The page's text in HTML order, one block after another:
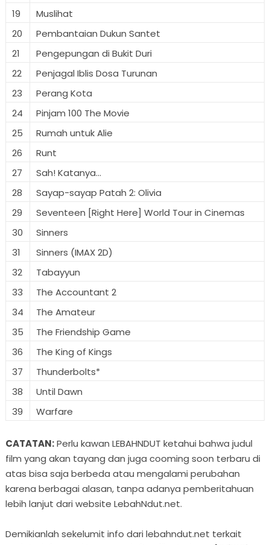
19
Muslihat
20
Pembantaian Dukun Santet
21
Pengepungan di Bukit Duri
22
Penjagal Iblis Dosa Turunan
23
Perang Kota
24
Pinjam 100 The Movie
25
Rumah untuk Alie
26
Runt
27
Sah! Katanya...
28
Sayap-sayap Patah 2: Olivia
29
Seventeen [Right Here] World Tour in Cinemas
30
Sinners
31
Sinners (IMAX 2D)
32
Tabayyun
33
The Accountant 2
34
The Amateur
35
The Friendship Game
36
The King of Kings
37
Thunderbolts*
38
Until Dawn
39
Warfare
CATATAN:Perlu kawan LEBAHNDUT ketahui bahwa judul
film yang akan tayang dan juga cooming soon terbaru di
atas bisa saja berbeda atau mengalami perubahan
karena berbagai alasan, tanpa adanya pemberitahuan
lebih lanjut dari website LebahNdut.net.
Demikianlah sekelumit info dari lebahndut.net terkait